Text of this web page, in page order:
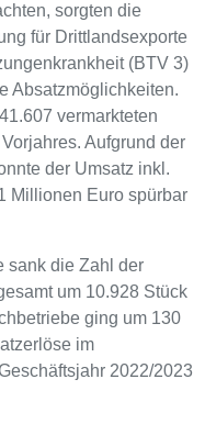
sorgten die
für Drittlandsexporte
(BTV 3)
Absatzmöglichkeiten.
vermarkteten
Aufgrund der
der Umsatz inkl.
Millionen Euro spürbar
sank die Zahl der
um 10.928 Stück
ging um 130
im
2022/2023